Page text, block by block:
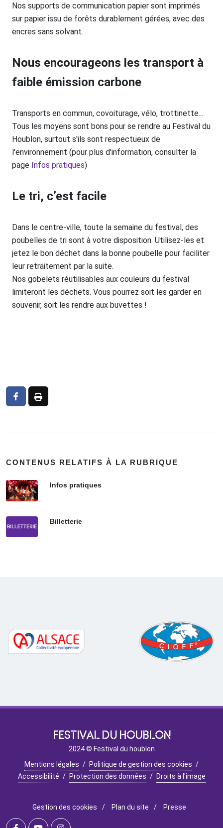
Nos supports de communication papier sont imprimés
sur papier issu de forêts durablement gérées, avec des
encres sans solvant.
Nous encourageons les transport à
faible émission carbone
Transports en commun, covoiturage, vélo, trottinette...
Tous les moyens sont bons pour se rendre au Festival du
Houblon, surtout s'ils sont respectueux de
l'environnement (pour plus d'information, consulter la
page Infos pratiques)
Le tri, c’est facile
Dans le centre-ville, toute la semaine du festival, des
poubelles de tri sont à votre disposition. Utilisez-les et
jetez le bon déchet dans la bonne poubelle pour faciliter
leur retraitement par la suite.
Nos gobelets réutilisables aux couleurs du festival
limiteront les déchets. Vous pourrez soit les garder en
souvenir, soit les rendre aux buvettes !
CONTENUS RELATIFS À LA RUBRIQUE
Infos pratiques
Billetterie
FESTIVAL DU HOUBLON
2024 © Festival du houblon
Mentions légales / Politique de gestion des cookies /
Accessibilité / Protection des données / Droits à l'image
Gestion des cookies / Plan du site / Presse